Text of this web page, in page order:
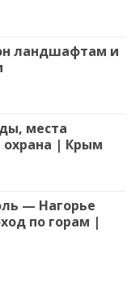
ландшафтам и
места
охрана | Крым
— Нагорье
по горам |